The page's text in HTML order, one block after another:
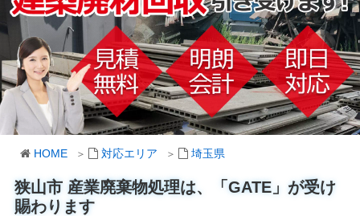
HOME 対応エリア 埼玉県
狭山市 産業廃棄物処理は、「GATE」が受け
賜わります